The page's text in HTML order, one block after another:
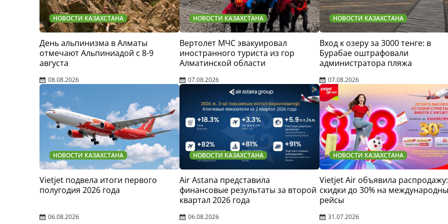
НОВОСТИ КАЗАХСТАНА
День альпинизма в Алматы
отмечают Альпиниадой с 8-9
августа
08.08.2026
НОВОСТИ КАЗАХСТАНА
Вертолет МЧС эвакуировал
иностранного туриста из гор
Алматинской области
07.08.2026
НОВОСТИ КАЗАХСТАНА
Вход к озеру за 3000 тенге: в
Бурабае оштрафовали
администратора пляжа
07.08.2026
НОВОСТИ КАЗАХСТАНА
Vietjet подвела итоги первого
полугодия 2026 года
06.08.2026
НОВОСТИ КАЗАХСТАНА
Air Astana представила
финансовые результаты за второй
квартал 2026 года
06.08.2026
НОВОСТИ КАЗАХСТАНА
Vietjet Air объявила распродажу:
скидки до 30% на
рейсы
31.07.2026